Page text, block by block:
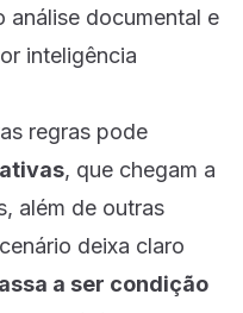
documental e
inteligência
regras pode
, que chegam a
além de outras
deixa claro
a ser condição